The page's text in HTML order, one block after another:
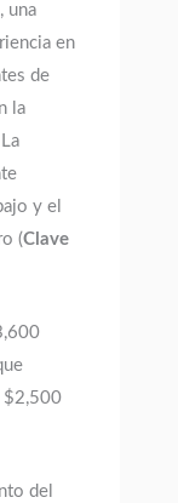
, una
en
de
la
y el
(Clave
$2,500
del